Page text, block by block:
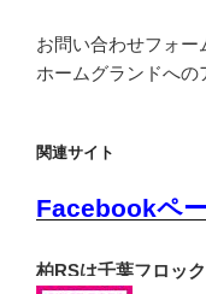
お問い合わせフォー
ホームグランドへの
関連サイト
Facebookペ
柏RSは千葉フロッ